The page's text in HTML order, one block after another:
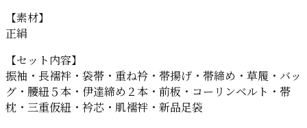
【素材】
正絹
【セット内容】
振袖・長襦袢・袋帯・重ね衿・帯揚げ・帯締め・草履・バッ
グ・腰紐５本・伊達締め２本・前板・コーリンベルト・帯
枕・三重仮紐・衿芯・肌襦袢・新品足袋